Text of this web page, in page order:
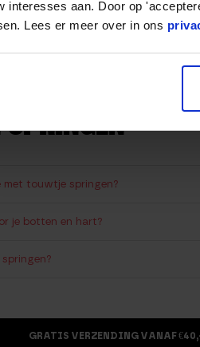
interesses aan. Door op
Lees er meer over in ons
maken, en maakt het ook
van een bijgeleverde
voor crosstrainers.
met touwtje springen?
je botten en hart?
GRATIS VERZENDING VANAF